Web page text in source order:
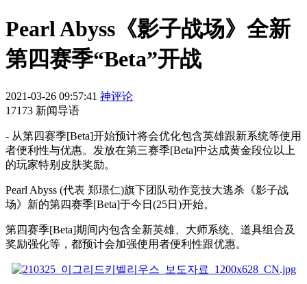
Pearl Abyss《影子战场》全新
第四赛季“Beta”开战
2021-03-26 09:57:41 神评论
17173 新闻导语
- 从第四赛季[Beta]开始预计将会优化包含英雄跟新系统等使用
者便利性与优惠。发放在第三赛季[Beta]中达成黄金段位以上
的玩家特别皮肤奖励。
Pearl Abyss (代表 郑璟仁)旗下团队动作竞技大逃杀《影子战
场》 新的第四赛季[Beta]于今日 (25日 )开始。
第四赛季[Beta]期间内包含全新英雄、 大师系统 、道具组合及
奖励强化等，都预计会加强使用者便利性跟优惠。